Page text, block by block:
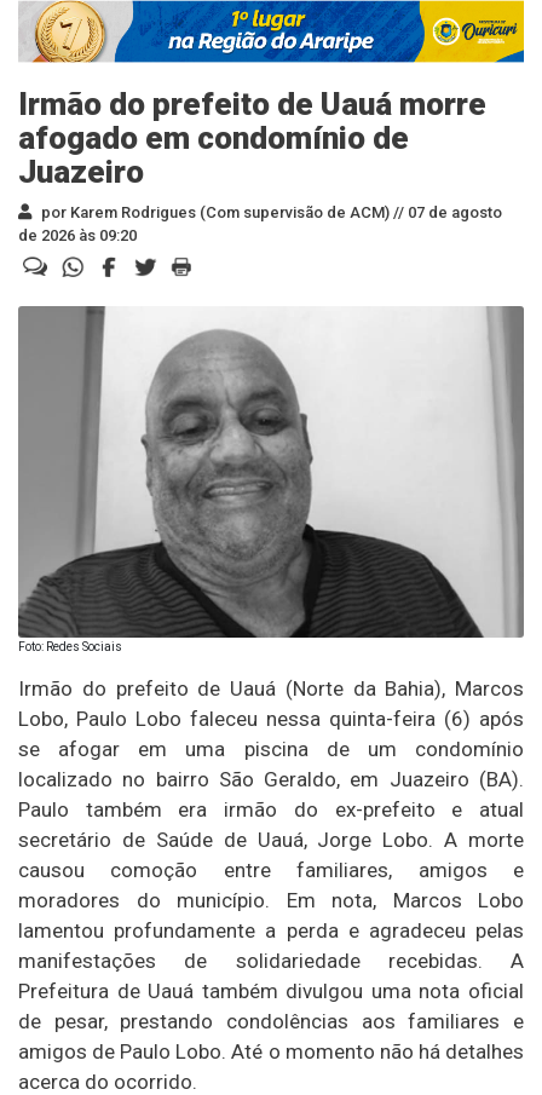
Irmão do prefeito de Uauá morre
afogado em condomínio de
Juazeiro
por Karem Rodrigues (Com supervisão de ACM) // 07 de agosto
de 2026 às 09:20
Foto: Redes Sociais
Irmão do prefeito de Uauá (Norte da Bahia), Marcos
Lobo, Paulo Lobo faleceu nessa quinta-feira (6) após
se afogar em uma piscina de um condomínio
localizado no bairro São Geraldo, em Juazeiro (BA).
Paulo também era irmão do ex-prefeito e atual
secretário de Saúde de Uauá, Jorge Lobo. A morte
causou comoção entre familiares, amigos e
moradores do município. Em nota, Marcos Lobo
lamentou profundamente a perda e agradeceu pelas
manifestações de solidariedade recebidas. A
Prefeitura de Uauá também divulgou uma nota oficial
de pesar, prestando condolências aos familiares e
amigos de Paulo Lobo. Até o momento não há detalhes
acerca do ocorrido.